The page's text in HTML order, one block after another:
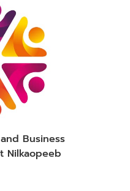
Business
Nilkaopeeb